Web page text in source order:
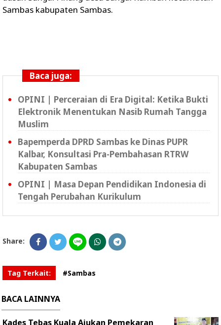
Sambas kabupaten Sambas.
Baca juga:
OPINI | Perceraian di Era Digital: Ketika Bukti
Elektronik Menentukan Nasib Rumah Tangga
Muslim
Bapemperda DPRD Sambas ke Dinas PUPR
Kalbar, Konsultasi Pra-Pembahasan RTRW
Kabupaten Sambas
OPINI | Masa Depan Pendidikan Indonesia di
Tengah Perubahan Kurikulum
Share:
Tag Terkait: #Sambas
BACA LAINNYA
Kades Tebas Kuala Ajukan Pemekaran